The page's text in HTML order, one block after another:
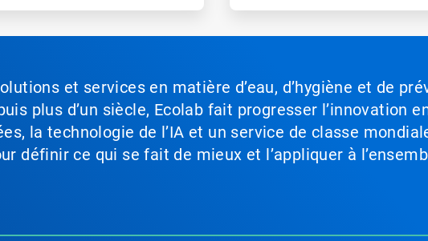
et services en matière d’eau, d’hygiène et de
plus d’un siècle, Ecolab fait progresser l’innovation
la technologie de l’IA et un service de classe
définir ce qui se fait de mieux et l’appliquer à